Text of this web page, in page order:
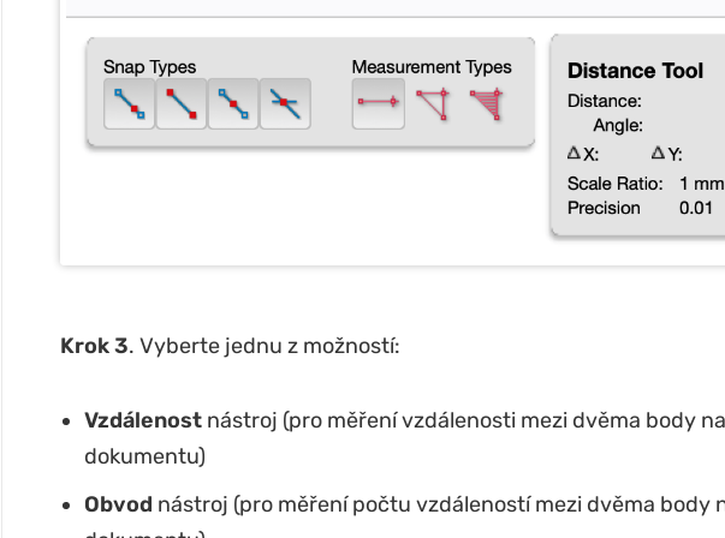
Krok 3. Vyberte jednu z možností:
Vzdálenostnástroj (pro měření vzdálenosti mezi dvěma body na
dokumentu)
Obvod nástroj (pro měření počtu vzdáleností mezi dvěma body